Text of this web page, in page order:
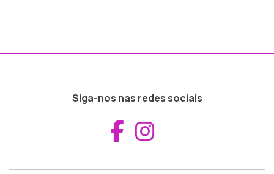
Siga-nos nas redes sociais
Aceder ao